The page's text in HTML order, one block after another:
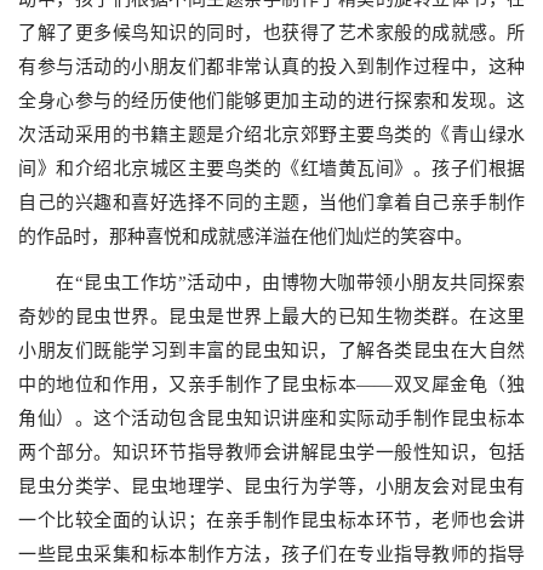
了解了更多候鸟知识的同时，也获得了艺术家般的成就感。所
有参与活动的小朋友们都非常认真的投入到制作过程中，这种
全身心参与的经历使他们能够更加主动的进行探索和发现。这
次活动采用的书籍主题是介绍北京郊野主要鸟类的《青山绿水
间》和介绍北京城区主要鸟类的《红墙黄瓦间》。孩子们根据
自己的兴趣和喜好选择不同的主题，当他们拿着自己亲手制作
的作品时，那种喜悦和成就感洋溢在他们灿烂的笑容中。
在“昆虫工作坊”活动中，由博物大咖带领小朋友共同探索
奇妙的昆虫世界。昆虫是世界上最大的已知生物类群。在这里
小朋友们既能学习到丰富的昆虫知识，了解各类昆虫在大自然
中的地位和作用，又亲手制作了昆虫标本——双叉犀金龟（独
角仙）。这个活动包含昆虫知识讲座和实际动手制作昆虫标本
两个部分。知识环节指导教师会讲解昆虫学一般性知识，包括
昆虫分类学、昆虫地理学、昆虫行为学等，小朋友会对昆虫有
一个比较全面的认识；在亲手制作昆虫标本环节，老师也会讲
一些昆虫采集和标本制作方法，孩子们在专业指导教师的指导